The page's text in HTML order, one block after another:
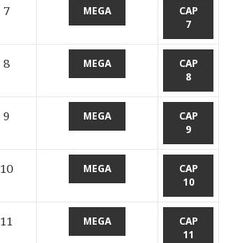
7 MEGA
CAP
7
8 MEGA
CAP
8
9 MEGA
CAP
9
10 MEGA
CAP
10
11 MEGA
CAP
11